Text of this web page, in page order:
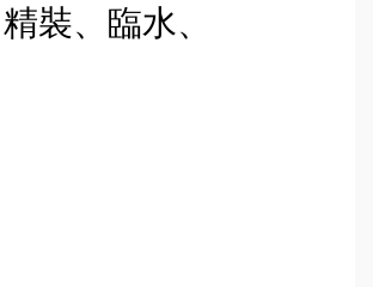
裝、臨水、